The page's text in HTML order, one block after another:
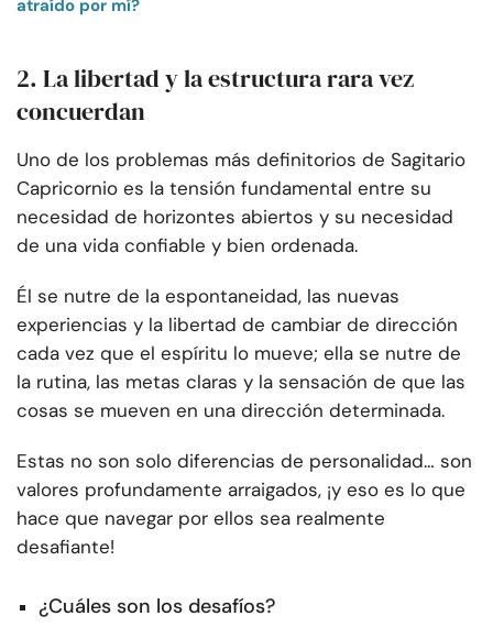
atraído por mí?
2. La libertad y la estructura rara vez
concuerdan
Uno de los problemas más definitorios de Sagitario
Capricornio es la tensión fundamental entre su
necesidad de horizontes abiertos y su necesidad
de una vida confiable y bien ordenada.
Él se nutre de la espontaneidad, las nuevas
experiencias y la libertad de cambiar de dirección
cada vez que el espíritu lo mueve; ella se nutre de
la rutina, las metas claras y la sensación de que las
cosas se mueven en una dirección determinada.
Estas no son solo diferencias de personalidad… son
valores profundamente arraigados, ¡y eso es lo que
hace que navegar por ellos sea realmente
desafiante!
¿Cuáles son los desafíos?